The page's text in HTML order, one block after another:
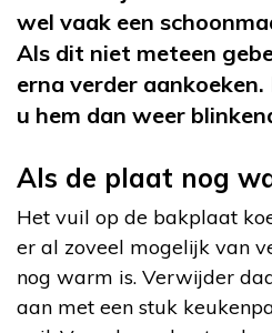
wel vaak een
Als dit niet meteen
erna verder
u hem dan weer
Als de plaat nog
Het vuil op de bakplaat
er al zoveel mogelijk van
nog warm is. Verwijder
aan met een stuk